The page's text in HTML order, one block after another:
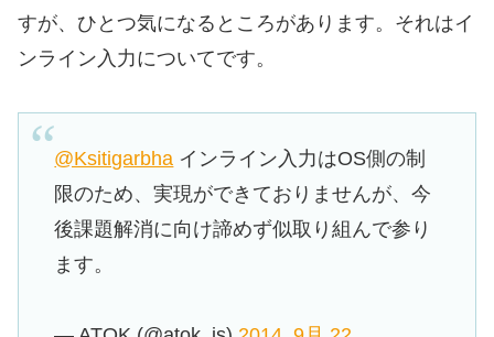
すが、ひとつ気になるところがあります。それはイ
ンライン入力についてです。
@Ksitigarbha インライン入力はOS側の制
限のため、実現ができておりませんが、今
後課題解消に向け諦めず似取り組んで参り
ます。